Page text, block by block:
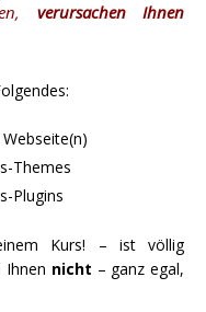
verursachen Ihnen
Themes
Plugins
Kurs! – ist völlig
Ihnen nicht – ganz egal,